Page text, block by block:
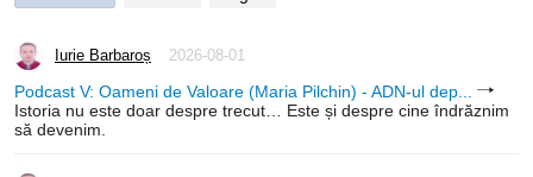
Iurie Barbaroș 2026-08-01
Podcast V: Oameni de Valoare (Maria Pilchin) - ADN-ul dep...
Istoria nu este doar despre trecut… Este și despre cine îndrăznim
să devenim.